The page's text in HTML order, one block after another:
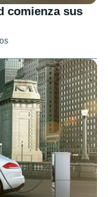
comienza sus